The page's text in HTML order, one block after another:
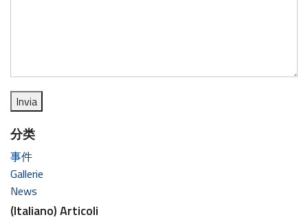
分类
事件
Gallerie
News
(Italiano) Articoli